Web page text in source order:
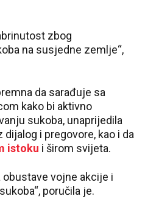
zbog
na susjedne zemlje“,
da sarađuje sa
kako bi aktivno
sukoba, unaprijedila
i pregovore, kao i da
istoku i širom svijeta.
obustave vojne akcije i
poručila je.